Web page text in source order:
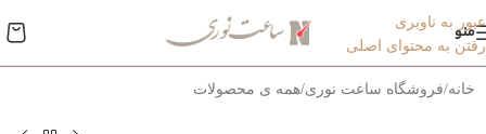
عبور به ناوبری
رفتن به محتوای اصلی
منو
خانه/فروشگاه ساعت نوری/همه ی محصولات